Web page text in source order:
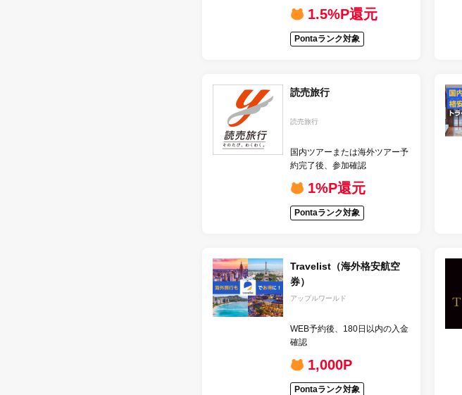
1.5%P還元
Pontaランク対象
読売旅行
読売旅行
国内ツアーまたは海外ツアー予
約完了後、参加確認
1%P還元
Pontaランク対象
Travelist（海外格安航空
券）
アップルワールド
WEB予約後、180日以内の入金
確認
1,000P
Pontaランク対象